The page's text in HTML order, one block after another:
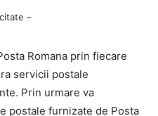
–
Romana prin fiecare
servicii postale
Prin urmare va
postale furnizate de Posta